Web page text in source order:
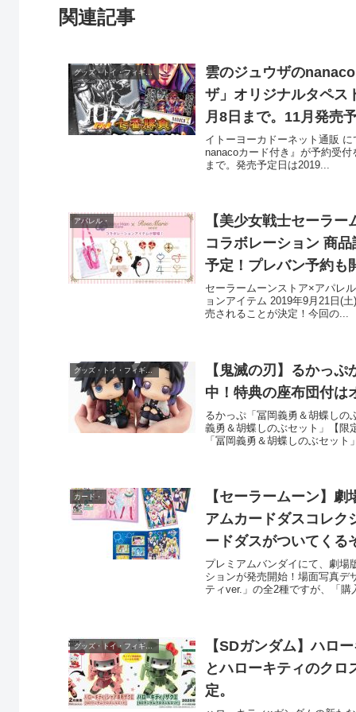
関連記事
グッズ・トイ・フィギュア・
雲のジュウザの
ザ」オリジナルタペス
月8日まで。11月発売
イトーヨーカドーネット通販
nanacoカード付き』が予約受
まで。発売予定日は2019...
アパレル・
【美少女戦士セーラ
コラボレーション 商
予定！プレバン予約も
セーラームーンストア×アパレ
ョンアイテム 2019年9月21日(
売されることが決定！今回の...
グッズ・トイ・フィギュア・
【鬼滅の刃】るかっ
中！特典の座布団付は
るかっぷ「冨岡義勇＆胡蝶し
義勇＆胡蝶しのぶセット」【限
「冨岡義勇＆胡蝶しのぶセッ
カード・
【セーラームーン】
アムカードダスコレク
ードダスがついてくる
プレミアムバンダイにて、劇場
ションが発売開始！場面写真デ
ティver.」の全2種ですが、「購
【SDガンダム】ハロ
とハローキティのクロ
定。